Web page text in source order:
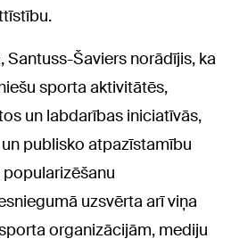
Santuss-Šaviers norādījis, ka
sporta aktivitātēs,
un labdarības iniciatīvās,
publisko atpazīstamību
uzsvērta arī viņa
organizācijām, mediju